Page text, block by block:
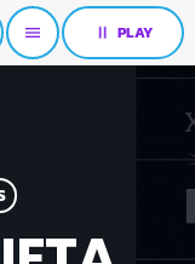
menu pause PLAY